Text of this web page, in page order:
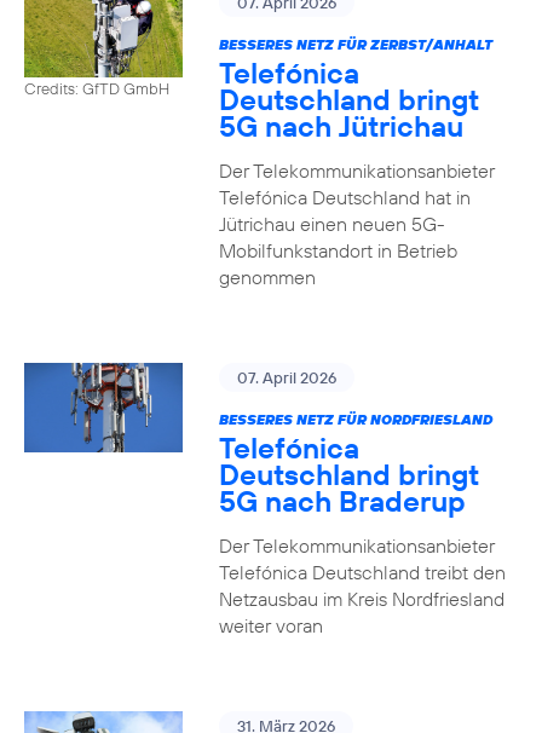
Credits: GfTD GmbH
BESSERES NETZ FÜR ZERBST/ANHALT
Telefónica
Deutschland bringt
5G nach Jütrichau
Der Telekommunikationsanbieter
Telefónica Deutschland hat in
Jütrichau einen neuen 5G-
Mobilfunkstandort in Betrieb
genommen
07. April 2026
BESSERES NETZ FÜR NORDFRIESLAND
Telefónica
Deutschland bringt
5G nach Braderup
Der Telekommunikationsanbieter
Telefónica Deutschland treibt den
Netzausbau im Kreis Nordfriesland
weiter voran
31. März 2026